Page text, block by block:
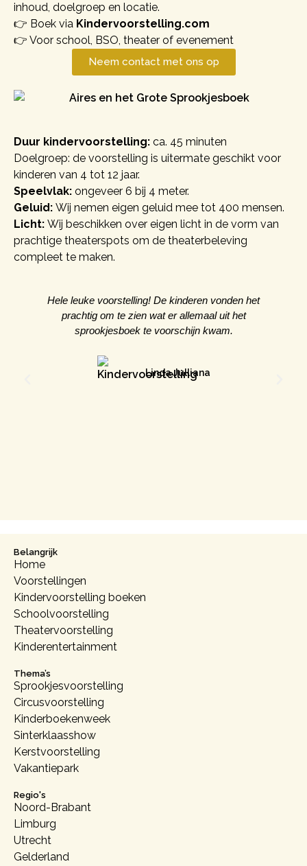
inhoud, doelgroep en locatie.
👉 Boek via Kindervoorstelling.com
👉 Voor school, BSO, theater of evenement
Neem contact met ons op
Duur kindervoorstelling: ca. 45 minuten
Doelgroep: de voorstelling is uitermate geschikt voor
kinderen van 4 tot 12 jaar.
Speelvlak: ongeveer 6 bij 4 meter.
Geluid: Wij nemen eigen geluid mee tot 400 mensen.
Licht: Wij beschikken over eigen licht in de vorm van
prachtige theaterspots om de theaterbeleving
compleet te maken.
Hele leuke voorstelling! De kinderen vonden het
prachtig om te zien wat er allemaal uit het
sprookjesboek te voorschijn kwam.
Linda Julliana
Belangrijk
Home
Voorstellingen
Kindervoorstelling boeken
Schoolvoorstelling
Theatervoorstelling
Kinderentertainment
Thema’s
Sprookjesvoorstelling
Circusvoorstelling
Kinderboekenweek
Sinterklaasshow
Kerstvoorstelling
Vakantiepark
Regio's
Noord-Brabant
Limburg
Utrecht
Gelderland